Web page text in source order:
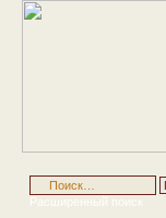
Расширенный поиск